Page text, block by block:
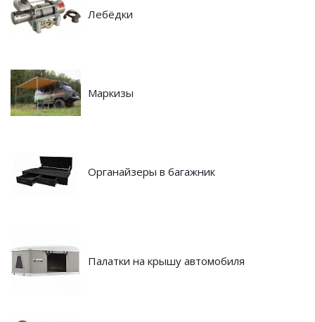
Лебёдки
Маркизы
Органайзеры в багажник
Палатки на крышу автомобиля